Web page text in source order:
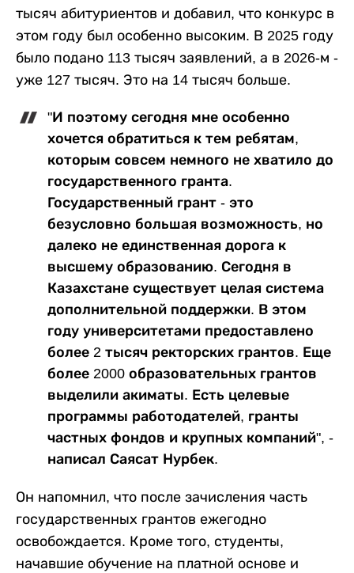
тысяч абитуриентов и добавил, что конкурс в
этом году был особенно высоким. В 2025 году
было подано 113 тысяч заявлений, а в 2026-м -
уже 127 тысяч. Это на 14 тысяч больше.
"И поэтому сегодня мне особенно
хочется обратиться к тем ребятам,
которым совсем немного не хватило до
государственного гранта.
Государственный грант - это
безусловно большая возможность, но
далеко не единственная дорога к
высшему образованию. Сегодня в
Казахстане существует целая система
дополнительной поддержки. В этом
году университетами предоставлено
более 2 тысяч ректорских грантов. Еще
более 2000 образовательных грантов
выделили акиматы. Есть целевые
программы работодателей, гранты
частных фондов и крупных компаний", -
написал Саясат Нурбек.
Он напомнил, что после зачисления часть
государственных грантов ежегодно
освобождается. Кроме того, студенты,
начавшие обучение на платной основе и